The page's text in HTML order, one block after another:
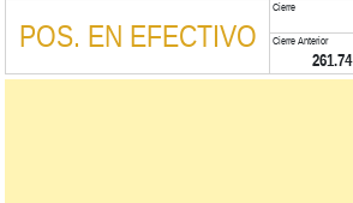
POS. EN EFECTIVO
Cierre
Cierre Anterior
261.74